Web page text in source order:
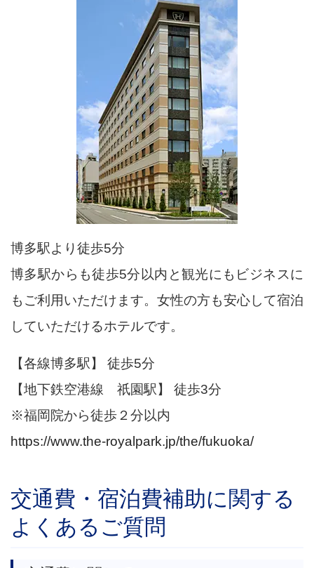
博多駅より徒歩5分
博多駅からも徒歩5分以内と観光にもビジネスに
もご利用いただけます。女性の方も安心して宿泊
していただけるホテルです。
【各線博多駅】 徒歩5分
【地下鉄空港線 祇園駅】 徒歩3分
※福岡院から徒歩２分以内
https://www.the-royalpark.jp/the/fukuoka/
交通費・宿泊費補助に関する
よくあるご質問